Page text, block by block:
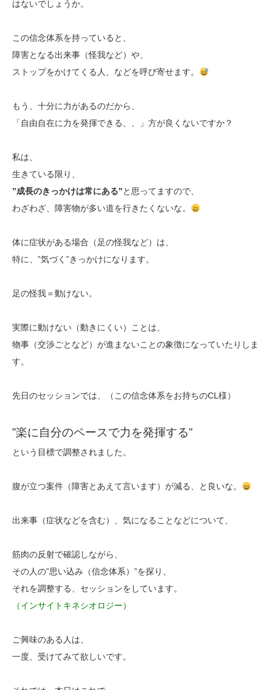
はないでしょうか。
この信念体系を持っていると、
障害となる出来事（怪我など）や、
ストップをかけてくる人、などを呼び寄せます。
もう、十分に力があるのだから、
「自由自在に力を発揮できる、、」方が良くないですか？
私は、
生きている限り、
”成長のきっかけは常にある”と思ってますので、
わざわざ、障害物が多い道を行きたくないな。
体に症状がある場合（足の怪我など）は、
特に、”気づく”きっかけになります。
足の怪我＝動けない。
実際に動けない（動きにくい）ことは、
物事（交渉ごとなど）が進まないことの象徴になっていたりしま
す。
先日のセッションでは、（この信念体系をお持ちのCL様）
”楽に自分のペースで力を発揮する”
という目標で調整されました。
腹が立つ案件（障害とあえて言います）が減る、と良いな。
出来事（症状などを含む）、気になることなどについて、
筋肉の反射で確認しながら、
その人の”思い込み（信念体系）”を探り、
それを調整する、セッションをしています。
（インサイトキネシオロジー）
ご興味のある人は、
一度、受けてみて欲しいです。